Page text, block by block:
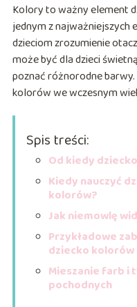
Kolory to ważny element
jednym z
dzieciom zrozumienie
może być dla dzieci
poznać różnorodne
kolorów we wczesnym
Spis treści:
Od kiedy
Kiedy nauczyć
kolorów?
Jak niemowlę
Przykładowe
dziecko kolorów
Mieszanie farb i
pochodnych